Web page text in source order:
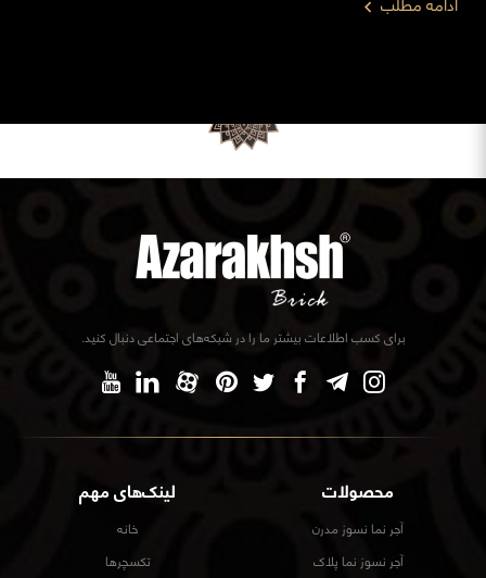
محصولات
آجر نما نسوز مدرن
آجر نسوز نما پلاک
لینک‌های مهم
خانه
تکسچرها
برای کسب اطلاعات بیشتر ما را در شبکه‌های اجتماعی دنبال کنید.